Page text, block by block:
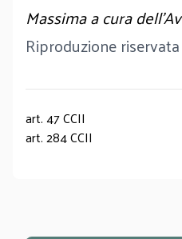
Massima a cura
Riproduzione riservata
art. 47 CCII
art. 284 CCII